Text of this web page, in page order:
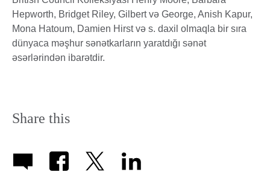
Hepworth, Bridget Riley, Gilbert və George, Anish Kapur,
Mona Hatoum, Damien Hirst və s. daxil olmaqla bir sıra
dünyaca məşhur sənətkarların yaratdığı sənət
əsərlərindən ibarətdir.
Share this